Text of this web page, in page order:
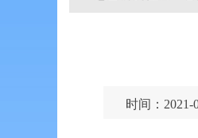
时间：2021-